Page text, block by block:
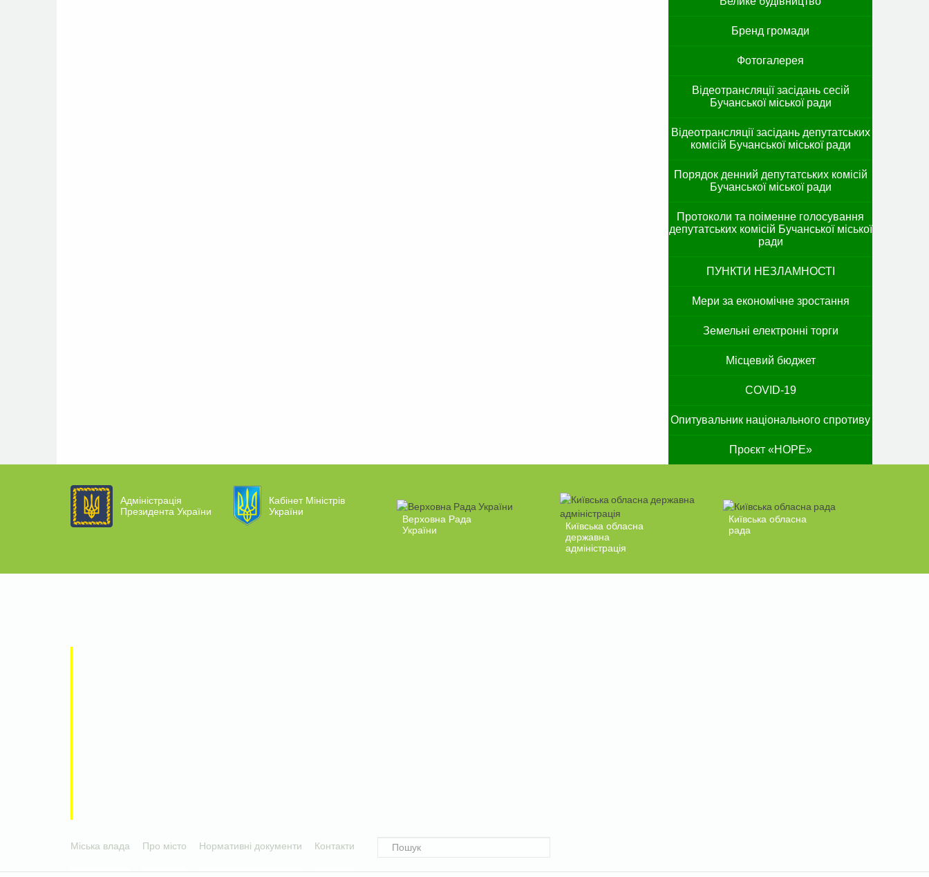
Бренд громади
Фотогалерея
Відеотрансляції засідань сесій
Бучанської міської ради
Відеотрансляції засідань депутатських
комісій Бучанської міської ради
Порядок денний депутатських комісій
Бучанської міської ради
Протоколи та поіменне голосування
депутатських комісій Бучанської міської
ради
ПУНКТИ НЕЗЛАМНОСТІ
Мери за економічне зростання
Земельні електронні торги
Місцевий бюджет
COVID-19
Опитувальник національного спротиву
Проєкт «HOPE»
Адміністрація
Президента України
Кабінет Міністрів
України
Верховна Рада
України
Київська обласна
державна
адміністрація
Київська обласна
рада
Міська влада Про місто Нормативні документи Контакти